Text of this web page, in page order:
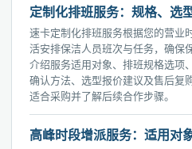
定制化排班服务：规格、选
速卡定制化排班服务根据您的营业
活安排保洁人员班次与任务，确保
介绍服务适用对象、排班规格选项
确认方法、选型报价建议及售后复
适合采购并了解后续合作步骤。
高峰时段增派服务：适用对